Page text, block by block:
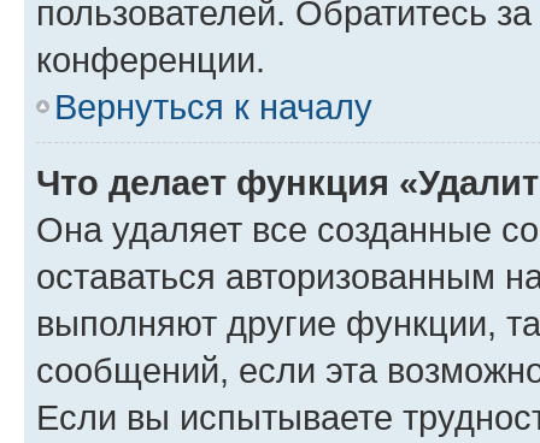
пользователей. Обратитесь
конференции.
Вернуться к началу
Что делает функция
Она удаляет все созданные
оставаться авторизованным
выполняют другие функции,
сообщений, если эта
Если вы испытываете